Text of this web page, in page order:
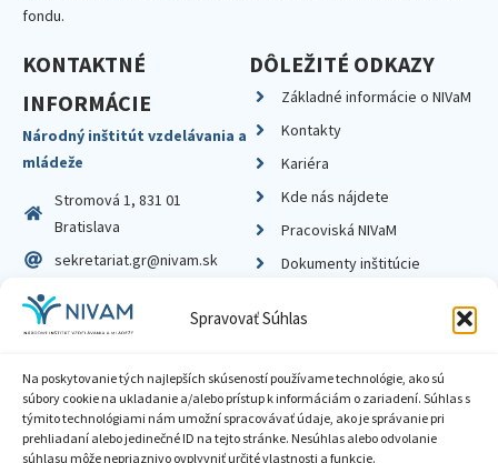
Spravovať Súhlas
Na poskytovanie tých najlepších skúseností používame technológie, ako sú
súbory cookie na ukladanie a/alebo prístup k informáciám o zariadení. Súhlas s
týmito technológiami nám umožní spracovávať údaje, ako je správanie pri
prehliadaní alebo jedinečné ID na tejto stránke. Nesúhlas alebo odvolanie
súhlasu môže nepriaznivo ovplyvniť určité vlastnosti a funkcie.
fondu.
KONTAKTNÉ
INFORMÁCIE
Národný inštitút vzdelávania a
mládeže
Stromová 1, 831 01
Bratislava
sekretariat.gr@nivam.sk
IČO: 00164348
DIČ: 2020798714
DÔLEŽITÉ ODKAZY
Základné informácie o NIVaM
Kontakty
Kariéra
Kde nás nájdete
Pracoviská NIVaM
Dokumenty inštitúcie
Zásady ochrany súkromia